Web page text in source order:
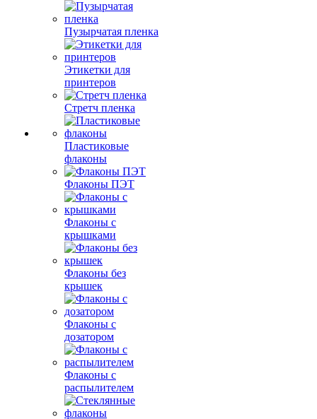
Пузырчатая пленка
Этикетки для
принтеров
Стретч пленка
Пластиковые
флаконы
Флаконы ПЭТ
Флаконы с
крышками
Флаконы без
крышек
Флаконы с
дозатором
Флаконы с
распылителем